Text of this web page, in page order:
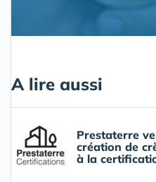
A lire aussi
Prestaterre
création de
à la